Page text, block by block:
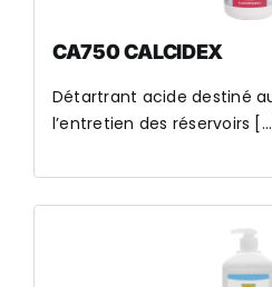
CA750 CALCIDEX
Détartrant acide destiné
l’entretien des réservoirs